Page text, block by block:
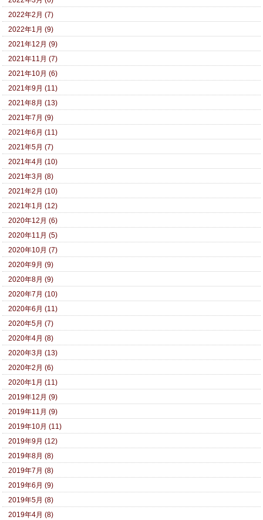
2022年2月 (7)
2022年1月 (9)
2021年12月 (9)
2021年11月 (7)
2021年10月 (6)
2021年9月 (11)
2021年8月 (13)
2021年7月 (9)
2021年6月 (11)
2021年5月 (7)
2021年4月 (10)
2021年3月 (8)
2021年2月 (10)
2021年1月 (12)
2020年12月 (6)
2020年11月 (5)
2020年10月 (7)
2020年9月 (9)
2020年8月 (9)
2020年7月 (10)
2020年6月 (11)
2020年5月 (7)
2020年4月 (8)
2020年3月 (13)
2020年2月 (6)
2020年1月 (11)
2019年12月 (9)
2019年11月 (9)
2019年10月 (11)
2019年9月 (12)
2019年8月 (8)
2019年7月 (8)
2019年6月 (9)
2019年5月 (8)
2019年4月 (8)